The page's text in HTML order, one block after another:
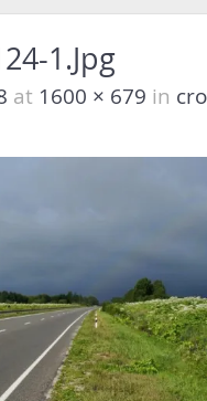
1.jpg
at 1600 × 679 in